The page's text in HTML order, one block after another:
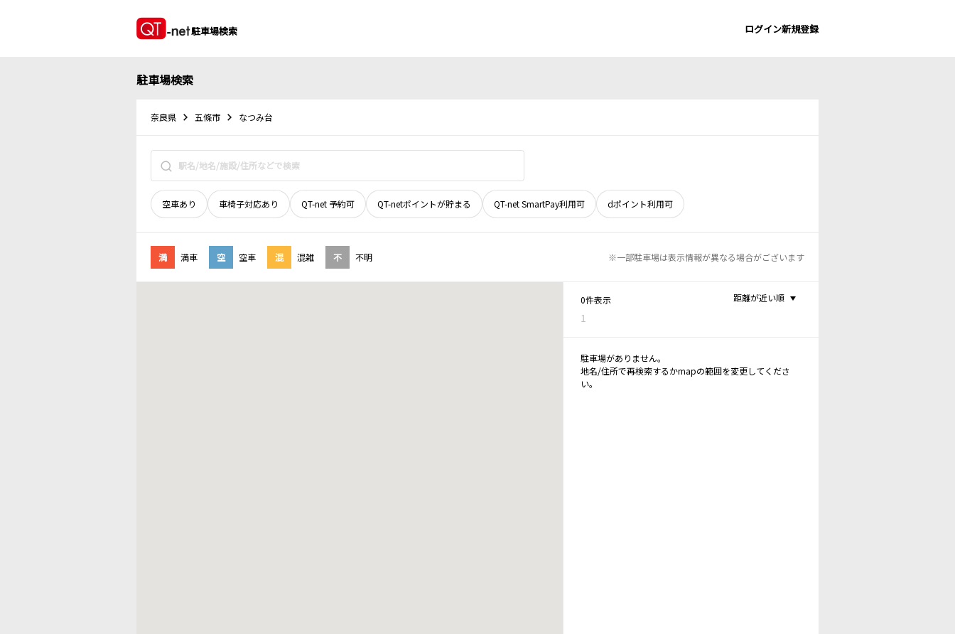
駐車場検索 ログイン新規登録
駐車場検索
奈良県 五條市 なつみ台
空車あり 車椅子対応あり QT-net 予約可 QT-netポイントが貯まる QT-net SmartPay利用可 dポイント利用可
満 満車 空 空車 混 混雑 不 不明 ※一部駐車場は表示情報が異なる場合がございます
0件表示
1
距離が近い順
駐車場がありません。
地名/住所で再検索するかmapの範囲を変更してくださ
い。